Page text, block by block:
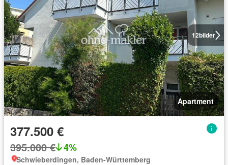
12bilder
Apartment
377.500 €
395.000 € 4%
Schwieberdingen, Baden-Württemberg